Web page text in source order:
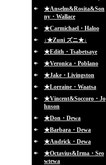
★Anselm&Rosita&Son
ny・Wallace
★Carmichael・Haloo
↓★Zuni ズニ★↓
★Edith・Tsabetsaye
★Veronica・Poblano
★Jake・Livingston
★Lorraine・Waatsa
★Vincent&Soccoro・Jo
hnson
★Don・Dewa
★Barbara・Dewa
★Andrick・Dewa
★Octavius&Irma・Seo
wtewa